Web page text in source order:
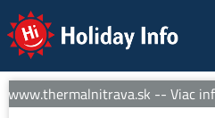
Holiday Info
-- Viac